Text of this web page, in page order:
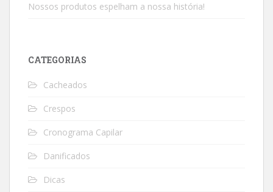
Nossos produtos espelham a nossa história!
CATEGORIAS
Cacheados
Crespos
Cronograma Capilar
Danificados
Dicas